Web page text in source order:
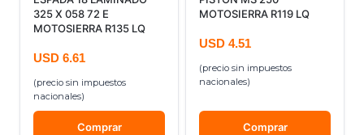
325 X 058 72 E
MOTOSIERRA R135 LQ
USD 6.61
(precio sin impuestos
nacionales)
Comprar
MOTOSIERRA R119 LQ
USD 4.51
(precio sin impuestos
nacionales)
Comprar